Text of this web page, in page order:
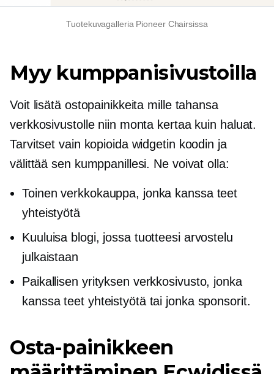
Tuotekuvagalleria Pioneer Chairsissa
Myy kumppanisivustoilla
Voit lisätä ostopainikkeita mille tahansa
verkkosivustolle niin monta kertaa kuin haluat.
Tarvitset vain kopioida widgetin koodin ja
välittää sen kumppanillesi. Ne voivat olla:
Toinen verkkokauppa, jonka kanssa teet
yhteistyötä
Kuuluisa blogi, jossa tuotteesi arvostelu
julkaistaan
Paikallisen yrityksen verkkosivusto, jonka
kanssa teet yhteistyötä tai jonka sponsorit.
Osta-painikkeen